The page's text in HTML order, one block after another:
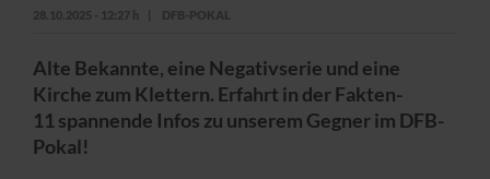
28.10.2025 - 12:27 h DFB-POKAL
Alte Bekannte, eine Negativserie und eine
Kirche zum Klettern. Erfahrt in der Fakten-
11 spannende Infos zu unserem Gegner im DFB-
Pokal!